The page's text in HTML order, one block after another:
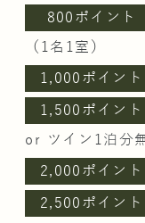
800ポイント
（1名1室）
1,000ポイント
1,500ポイント
or ツイン1泊分
2,000ポイント
2,500ポイント